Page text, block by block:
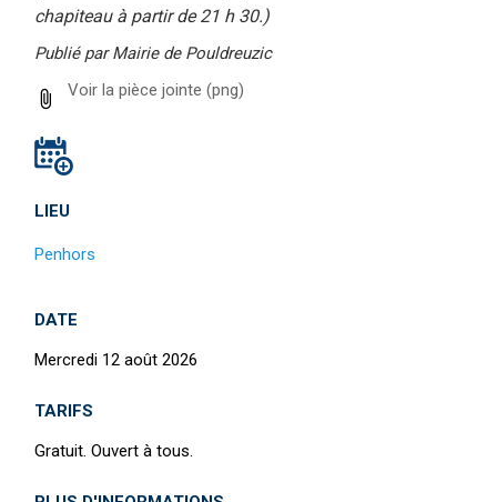
chapiteau à partir de 21 h 30.)
Publié par Mairie de Pouldreuzic
Voir la pièce jointe (png)
LIEU
Penhors
DATE
Mercredi 12 août 2026
TARIFS
Gratuit. Ouvert à tous.